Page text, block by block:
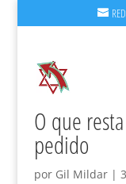
O que
pedido
por Gil Mildar|